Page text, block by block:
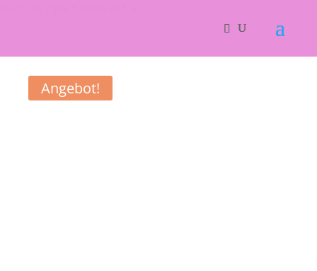
Angebot!